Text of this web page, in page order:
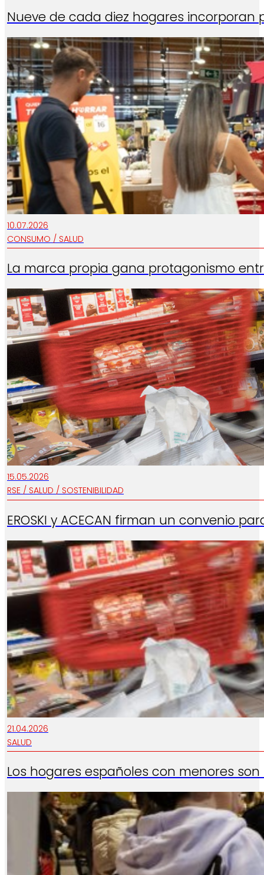
Nueve de cada diez hogares
10.07.2026
CONSUMO / SALUD
La marca propia gana protagonismo
15.05.2026
RSE / SALUD / SOSTENIBILIDAD
EROSKI y ACECAN firman un convenio
21.04.2026
SALUD
Los hogares españoles con menores